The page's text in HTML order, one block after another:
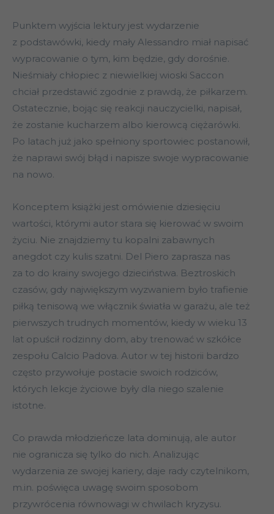
Punktem wyjścia lektury jest wydarzenie
z podstawówki, kiedy mały Alessandro miał napisać
wypracowanie o tym, kim będzie, gdy dorośnie.
Nieśmiały chłopiec z niewielkiej wioski Saccon
chciał przedstawić zgodnie z prawdą, że piłkarzem.
Ostatecznie, bojąc się reakcji nauczycielki, napisał,
że zostanie kucharzem albo kierowcą ciężarówki.
Po latach już jako spełniony sportowiec postanowił,
że naprawi swój błąd i napisze swoje wypracowanie
na nowo.
Konceptem książki jest omówienie dziesięciu
wartości, którymi autor stara się kierować w swoim
życiu. Nie znajdziemy tu kopalni zabawnych
anegdot czy kulis szatni. Del Piero zaprasza nas
za to do krainy swojego dzieciństwa. Beztroskich
czasów, gdy największym wyzwaniem było trafienie
piłką tenisową we włącznik światła w garażu, ale też
pierwszych trudnych momentów, kiedy w wieku 13
lat opuścił rodzinny dom, aby trenować w szkółce
zespołu Calcio Padova. Autor w tej historii bardzo
często przywołuje postacie swoich rodziców,
których lekcje życiowe były dla niego szalenie
istotne.
Co prawda młodzieńcze lata dominują, ale autor
nie ogranicza się tylko do nich. Analizując
wydarzenia ze swojej kariery, daje rady czytelnikom,
m.in. poświęca uwagę swoim sposobom
przywrócenia równowagi w chwilach kryzysu.